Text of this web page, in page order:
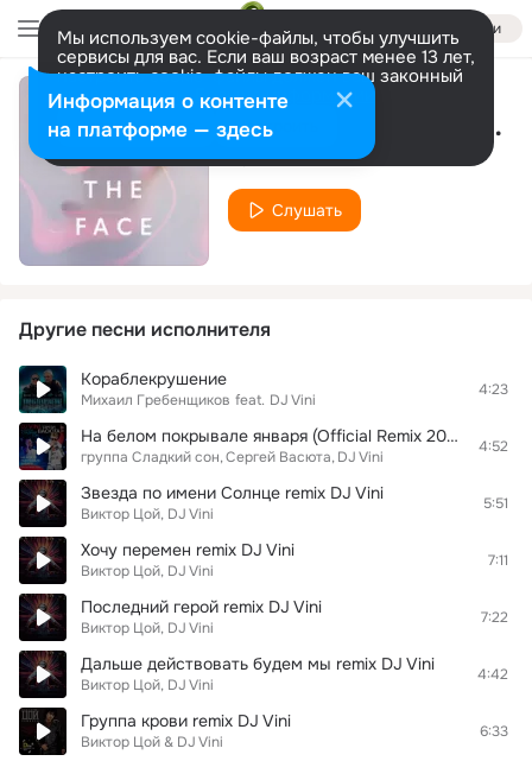
Войти
Мы используем cookie-файлы, чтобы улучшить
сервисы для вас. Если ваш возраст менее 13 лет,
настроить cookie-файлы должен ваш законный
представитель. Больше информации
Разрешить все Настроить Amnesty (Chris Cox Club Anthem)
DJ Vini
Слушать
Другие песни исполнителя
Кораблекрушение
Михаил Гребенщиков feat. DJ Vini
4:23
На белом покрывале января (Official Remix 2024)
группа Сладкий сон Сергей Васюта DJ Vini
4:52
Звезда по имени Солнце remix DJ Vini
Виктор Цой, DJ Vini
5:51
Хочу перемен remix DJ Vini
Виктор Цой, DJ Vini
7:11
Последний герой remix DJ Vini
Виктор Цой, DJ Vini
7:22
Дальше действовать будем мы remix DJ Vini
Виктор Цой, DJ Vini
4:42
Группа крови remix DJ Vini
Виктор Цой & DJ Vini
6:33
Информация о контенте
на платформе — здесь